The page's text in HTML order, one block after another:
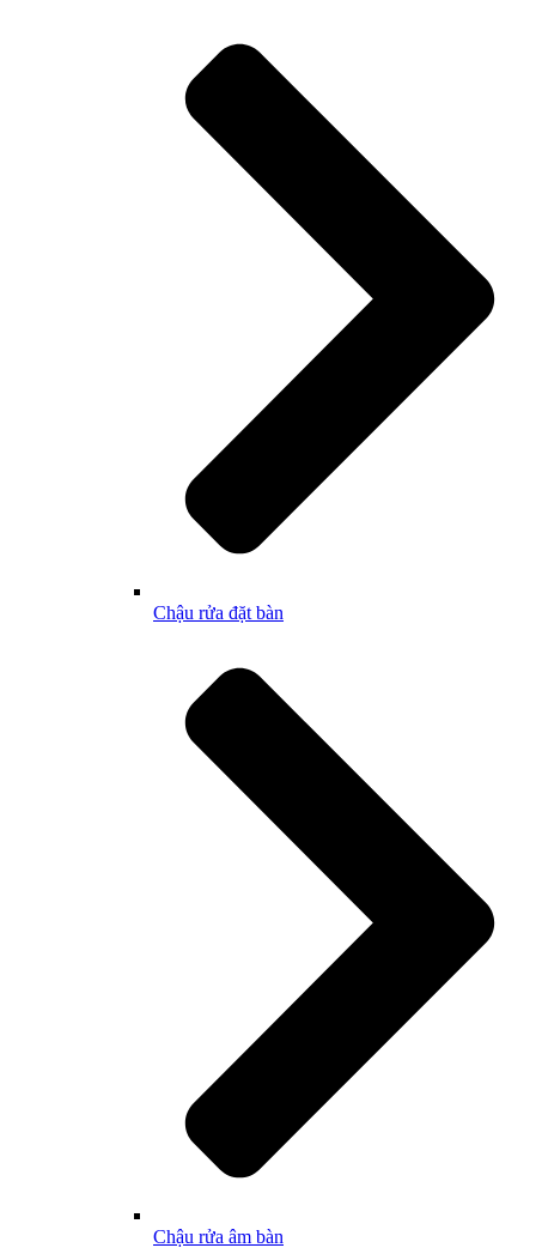
Chậu rửa đặt bàn
Chậu rửa âm bàn